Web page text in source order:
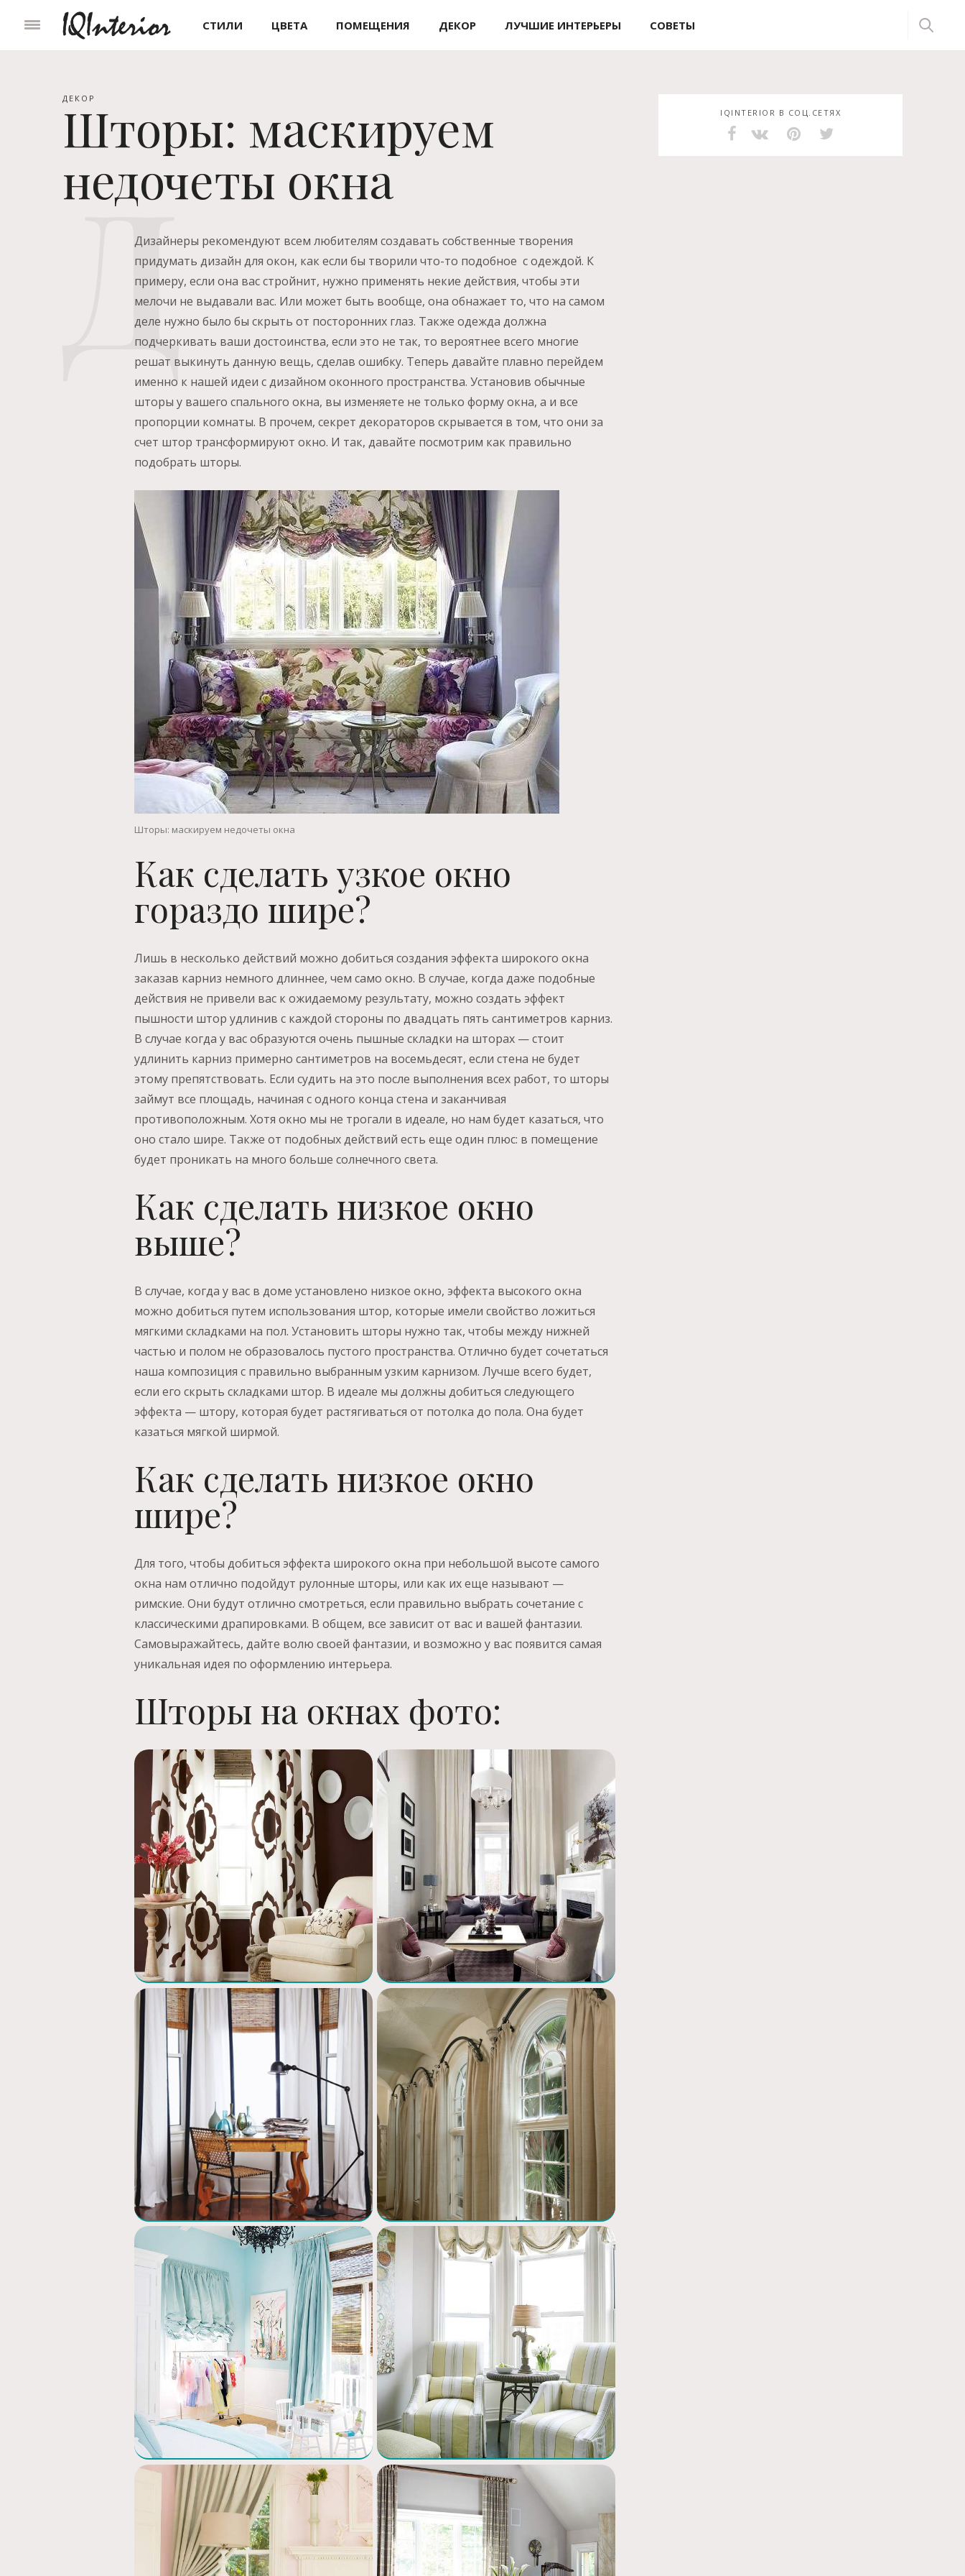
СТИЛИ ЦВЕТА ПОМЕЩЕНИЯ ДЕКОР ЛУЧШИЕ ИНТЕРЬЕРЫ СОВЕТЫ
ДЕКОР
Шторы: маскируем
недочеты окна
Дизайнеры рекомендуют всем любителям создавать собственные творения
придумать дизайн для окон, как если бы творили что-то подобное с одеждой. К
примеру, если она вас стройнит, нужно применять некие действия, чтобы эти
мелочи не выдавали вас. Или может быть вообще, она обнажает то, что на самом
деле нужно было бы скрыть от посторонних глаз. Также одежда должна
подчеркивать ваши достоинства, если это не так, то вероятнее всего многие
решат выкинуть данную вещь, сделав ошибку. Теперь давайте плавно перейдем
именно к нашей идеи с дизайном оконного пространства. Установив обычные
шторы у вашего спального окна, вы изменяете не только форму окна, а и все
пропорции комнаты. В прочем, секрет декораторов скрывается в том, что они за
счет штор трансформируют окно. И так, давайте посмотрим как правильно
подобрать шторы.
Шторы: маскируем недочеты окна
Как сделать узкое окно
гораздо шире?
Лишь в несколько действий можно добиться создания эффекта широкого окна
заказав карниз немного длиннее, чем само окно. В случае, когда даже подобные
действия не привели вас к ожидаемому результату, можно создать эффект
пышности штор удлинив с каждой стороны по двадцать пять сантиметров карниз.
В случае когда у вас образуются очень пышные складки на шторах — стоит
удлинить карниз примерно сантиметров на восемьдесят, если стена не будет
этому препятствовать. Если судить на это после выполнения всех работ, то шторы
займут все площадь, начиная с одного конца стена и заканчивая
противоположным. Хотя окно мы не трогали в идеале, но нам будет казаться, что
оно стало шире. Также от подобных действий есть еще один плюс: в помещение
будет проникать на много больше солнечного света.
Как сделать низкое окно
выше?
В случае, когда у вас в доме установлено низкое окно, эффекта высокого окна
можно добиться путем использования штор, которые имели свойство ложиться
мягкими складками на пол. Установить шторы нужно так, чтобы между нижней
частью и полом не образовалось пустого пространства. Отлично будет сочетаться
наша композиция с правильно выбранным узким карнизом. Лучше всего будет,
если его скрыть складками штор. В идеале мы должны добиться следующего
эффекта — штору, которая будет растягиваться от потолка до пола. Она будет
казаться мягкой ширмой.
Как сделать низкое окно
шире?
Для того, чтобы добиться эффекта широкого окна при небольшой высоте самого
окна нам отлично подойдут рулонные шторы, или как их еще называют —
римские. Они будут отлично смотреться, если правильно выбрать сочетание с
классическими драпировками. В общем, все зависит от вас и вашей фантазии.
Самовыражайтесь, дайте волю своей фантазии, и возможно у вас появится самая
уникальная идея по оформлению интерьера.
Шторы на окнах фото:
IQINTERIOR В СОЦ.СЕТЯХ